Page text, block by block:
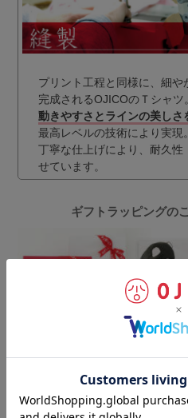
プリント工程と同様に、細
完成されるOJICOのＴシャツ。
動きやすさとラインの美しさ
最高レベルの技術により実現。
丁寧な仕上げにより、耐久性
せています。
ギフトラッピングの
お客様の声（